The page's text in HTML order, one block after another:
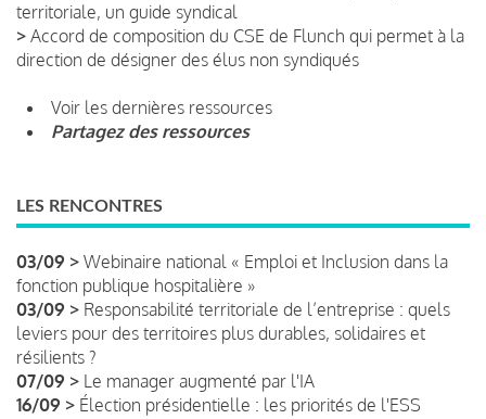
territoriale, un guide syndical
> Accord de composition du CSE de Flunch qui permet à la
direction de désigner des élus non syndiqués
Voir les dernières ressources
Partagez des ressources
LES RENCONTRES
03/09 > Webinaire national « Emploi et Inclusion dans la
fonction publique hospitalière »
03/09 > Responsabilité territoriale de l’entreprise : quels
leviers pour des territoires plus durables, solidaires et
résilients ?
07/09 > Le manager augmenté par l'IA
16/09 > Élection présidentielle : les priorités de l'ESS